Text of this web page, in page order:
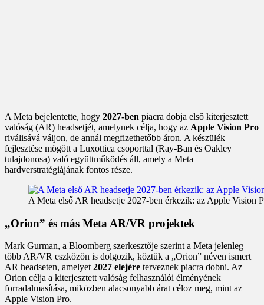
A Meta bejelentette, hogy 2027-ben piacra dobja első kiterjesztett
valóság (AR) headsetjét, amelynek célja, hogy az Apple Vision Pro
riválisává váljon, de annál megfizethetőbb áron. A készülék
fejlesztése mögött a Luxottica csoporttal (Ray-Ban és Oakley
tulajdonosa) való együttműködés áll, amely a Meta
hardverstratégiájának fontos része.
A Meta első AR headsetje 2027-ben érkezik: az Apple Vision
„Orion” és más Meta AR/VR projektek
Mark Gurman, a Bloomberg szerkesztője szerint a Meta jelenleg
több AR/VR eszközön is dolgozik, köztük a „Orion” néven ismert
AR headseten, amelyet 2027 elejére terveznek piacra dobni. Az
Orion célja a kiterjesztett valóság felhasználói élményének
forradalmasítása, miközben alacsonyabb árat céloz meg, mint az
Apple Vision Pro.